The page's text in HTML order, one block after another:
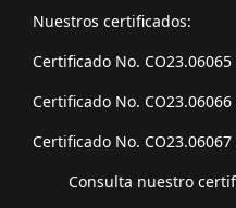
Nuestros certificados:
Certificado No. CO23.06065
Certificado No. CO23.06066
Certificado No. CO23.06067
Consulta nuestro